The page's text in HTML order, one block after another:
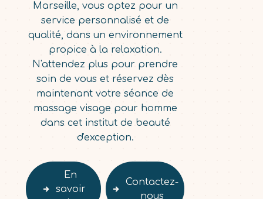
Marseille, vous optez pour un
service personnalisé et de
qualité, dans un environnement
propice à la relaxation.
N'attendez plus pour prendre
soin de vous et réservez dès
maintenant votre séance de
massage visage pour homme
dans cet institut de beauté
d'exception.
En
savoir
Contactez-
nous